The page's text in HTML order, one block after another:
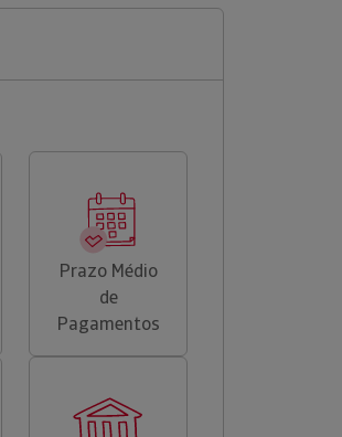
Prazo Médio
de
Pagamentos